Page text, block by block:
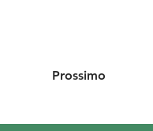
Prossimo